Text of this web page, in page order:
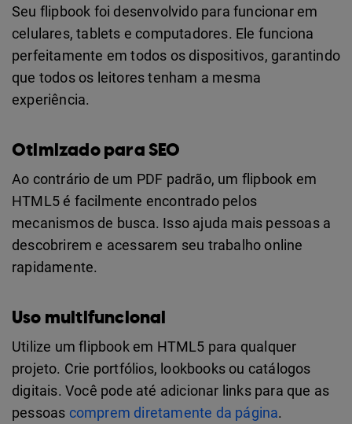
Seu flipbook foi desenvolvido para funcionar em
celulares, tablets e computadores. Ele funciona
perfeitamente em todos os dispositivos, garantindo
que todos os leitores tenham a mesma
experiência.
Otimizado para SEO
Ao contrário de um PDF padrão, um flipbook em
HTML5 é facilmente encontrado pelos
mecanismos de busca. Isso ajuda mais pessoas a
descobrirem e acessarem seu trabalho online
rapidamente.
Uso multifuncional
Utilize um flipbook em HTML5 para qualquer
projeto. Crie portfólios, lookbooks ou catálogos
digitais. Você pode até adicionar links para que as
pessoas comprem diretamente da página.